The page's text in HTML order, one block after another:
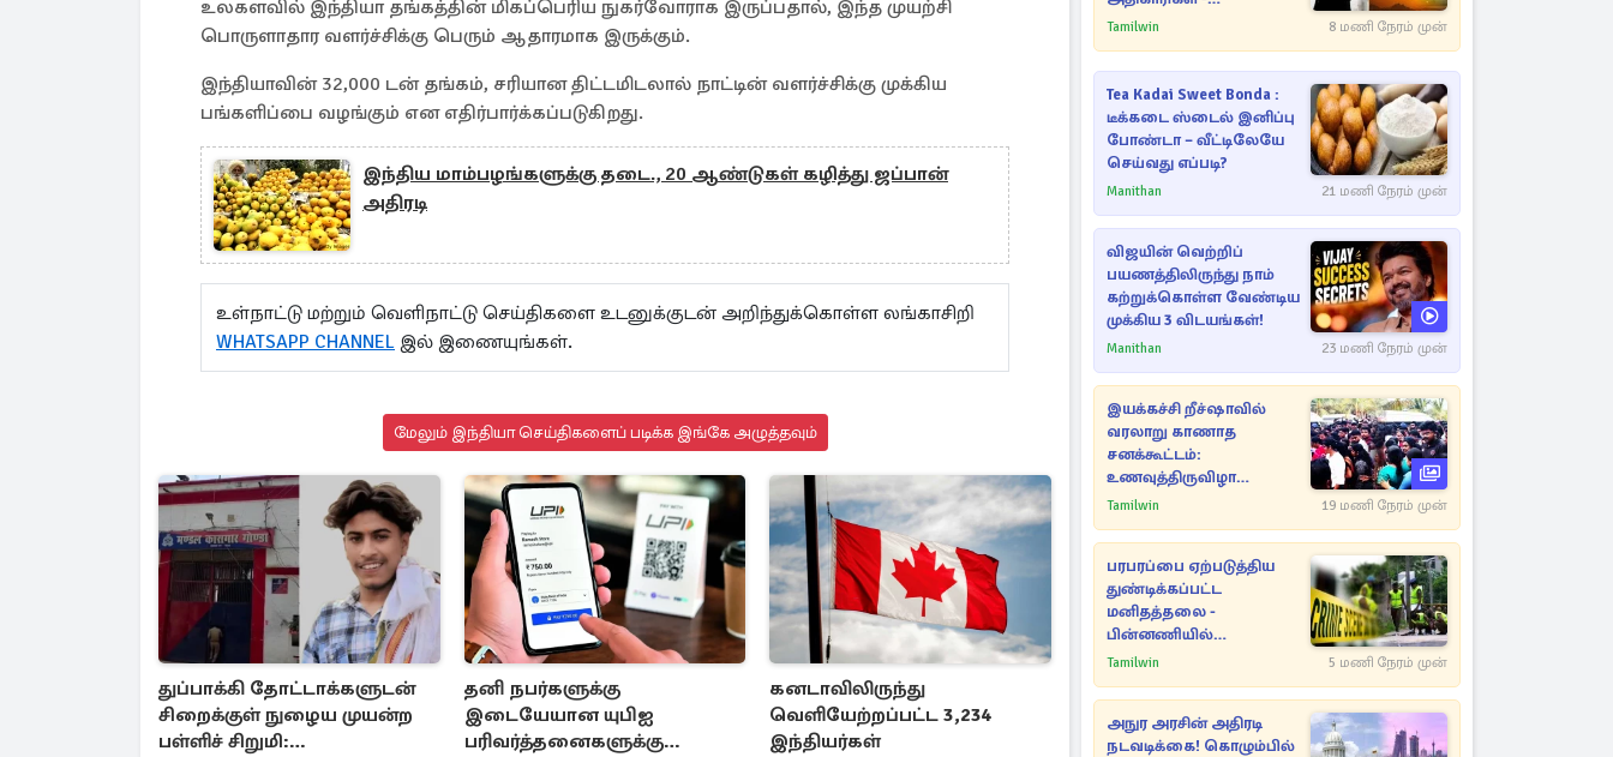
உலகளவில் இந்தியா தங்கத்தின் மிகப்பெரிய நுகர்வோராக இருப்பதால், இந்த முயற்சி
பொருளாதார வளர்ச்சிக்கு பெரும் ஆதாரமாக இருக்கும்.
இந்தியாவின் 32,000 டன் தங்கம், சரியான திட்டமிடலால் நாட்டின் வளர்ச்சிக்கு முக்கிய
பங்களிப்பை வழங்கும் என எதிர்பார்க்கப்படுகிறது.
இந்திய மாம்பழங்களுக்கு தடை., 20 ஆண்டுகள் கழித்து ஜப்பான்
அதிரடி
உள்நாட்டு மற்றும் வெளிநாட்டு செய்திகளை உடனுக்குடன் அறிந்துக்கொள்ள லங்காசிறி
WHATSAPP CHANNEL இல் இணையுங்கள்.
மேலும் இந்தியா செய்திகளைப் படிக்க இங்கே அழுத்தவும்
துப்பாக்கி தோட்டாக்களுடன்
சிறைக்குள் நுழைய முயன்ற
பள்ளிச் சிறுமி:
தனி நபர்களுக்கு
இடையேயான யுபிஐ
பரிவர்த்தனைகளுக்கு
கனடாவிலிருந்து
வெளியேற்றப்பட்ட 3,234
இந்தியர்கள்
ஆதாரங்களுடன்
புலனாய்வாளர்கள்
Tamilwin 8 மணி நேரம் முன்
Tea Kadai Sweet Bonda :
டீக்கடை ஸ்டைல் இனிப்பு
போண்டா – வீட்டிலேயே
செய்வது எப்படி?
Manithan 21 மணி நேரம் முன்
விஜயின் வெற்றிப்
பயணத்திலிருந்து நாம்
கற்றுக்கொள்ள வேண்டிய
முக்கிய 3 விடயங்கள்!
Manithan 23 மணி நேரம் முன்
இயக்கச்சி றீச்ஷாவில்
வரலாறு காணாத
சனக்கூட்டம்:
உணவுத்திருவிழா
இடைநிறுத்தம்
Tamilwin 19 மணி நேரம் முன்
பரபரப்பை ஏற்படுத்திய
துண்டிக்கப்பட்ட
மனிதத்தலை -
பின்னணியில்
மறைந்துள்ள மர்மம்
Tamilwin 5 மணி நேரம் முன்
அநுர அரசின் அதிரடி
நடவடிக்கை! கொழும்பில்